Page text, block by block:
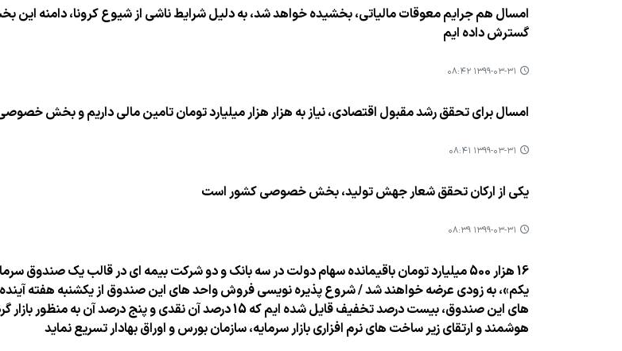
امسال هم جرایم معوقات مالیاتی، بخشیده خواهد شد، به دلیل شرایط ناشی از شیوع كرونا، دامنه این
گسترش داده ایم
۱۳۹۹-۰۳-۳۱ ۰۸:۴۲
امسال برای تحقق رشد مقبول اقتصادی، نیاز به هزار هزار میلیارد تومان تامین مالی داریم و بخش خصوصی با توانمندی خود باید
۱۳۹۹-۰۳-۳۱ ۰۸:۴۱
یكی از اركان تحقق شعار جهش تولید، بخش خصوصی كشور است
۱۳۹۹-۰۳-۳۱ ۰۸:۳۹
های این صندوق، بیست درصد تخفیف قایل شده ایم كه 15 درصد آن
هوشمند و ارتقای زیر ساخت های نرم افزاری بازار سرمایه، سازمان بورس و اوراق بهادار تسریع نماید